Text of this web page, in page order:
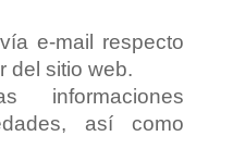
e-mail respecto
del sitio web.
informaciones
así como